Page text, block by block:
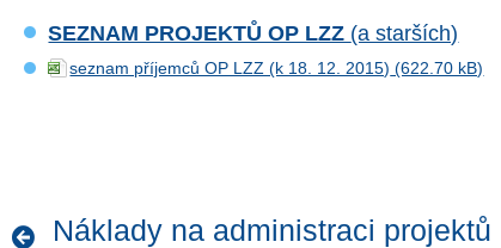
SEZNAM PROJEKTŮ OP LZZ (a starších)
seznam příjemců OP LZZ (k 18. 12. 2015)
Náklady na administraci projektů